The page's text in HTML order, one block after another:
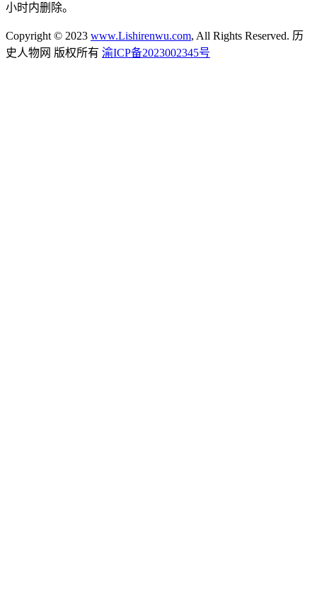
小时内删除。
Copyright © 2023 www.Lishirenwu.com, All Rights Reserved. 历
史人物网 版权所有 渝ICP备2023002345号